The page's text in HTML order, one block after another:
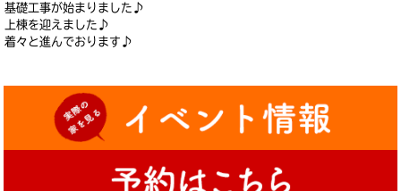
基礎工事が始まりました♪
上棟を迎えました♪
着々と進んでおります♪